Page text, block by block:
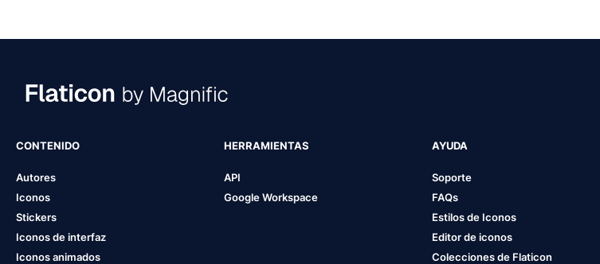
CONTENIDO
Autores
Iconos
Stickers
Iconos de interfaz
Iconos animados
HERRAMIENTAS
API
Google Workspace
AYUDA
Soporte
FAQs
Estilos de Iconos
Editor de iconos
Colecciones de Flaticon